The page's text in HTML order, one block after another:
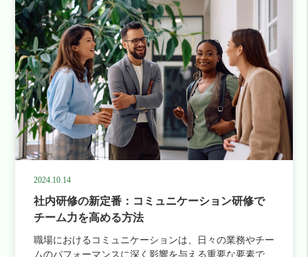
2024.10.14
社内研修の新定番：コミュニケーション研修で
チーム力を高める方法
職場におけるコミュニケーションは、日々の業務やチー
ムのパフォーマンスに深く影響を与える重要な要素で